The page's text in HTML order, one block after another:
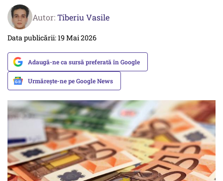
Autor:Tiberiu Vasile
Data publicării: 19 Mai 2026
Adaugă-ne ca sursă preferată în Google
Urmărește-ne pe Google News